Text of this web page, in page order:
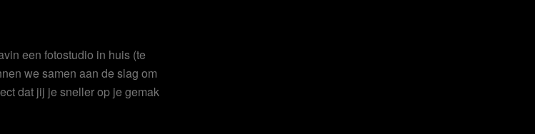
een fotostudio in huis (te
we samen aan de slag om
dat jij je sneller op je gemak